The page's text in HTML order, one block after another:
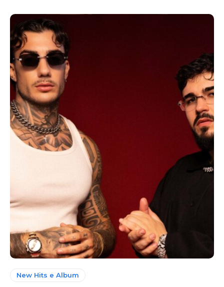
New Hits e Album